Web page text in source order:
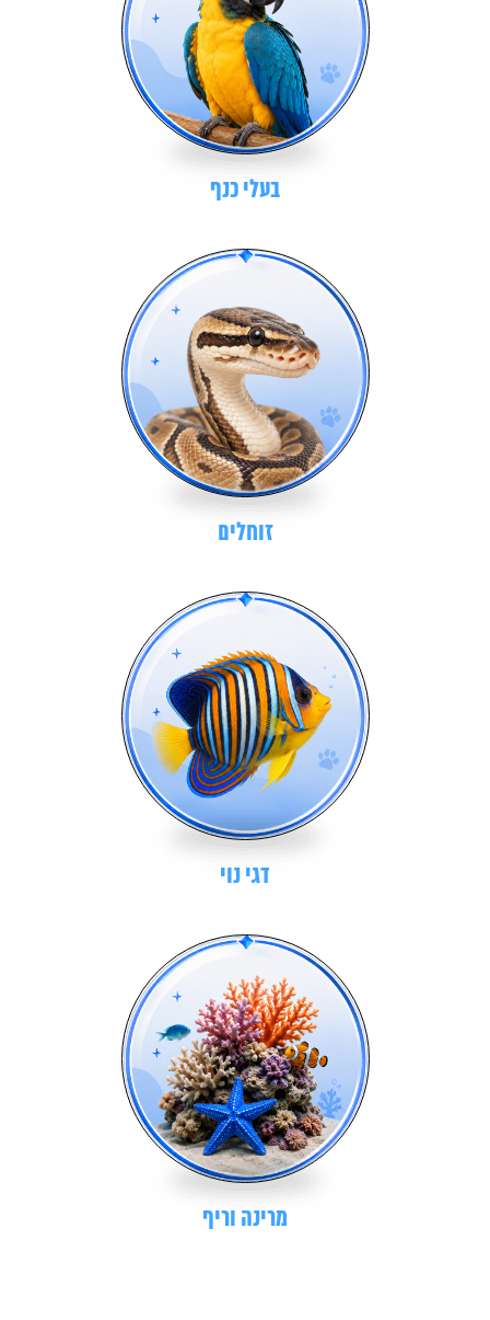
בעלי כנף
זוחלים
דגי נוי
מרינה וריף